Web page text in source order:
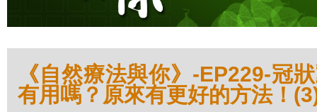
《自然療法與你》-EP229-冠
有用嗎？原來有更好的方法！